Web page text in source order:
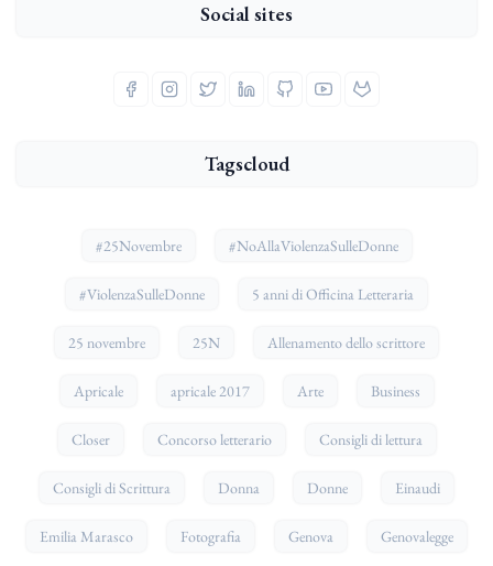
Social sites
Tagscloud
#25Novembre #NoAllaViolenzaSulleDonne
#ViolenzaSulleDonne 5 anni di Officina Letteraria
25 novembre 25N Allenamento dello scrittore
Apricale apricale 2017 Arte Business
Closer Concorso letterario Consigli di lettura
Consigli di Scrittura Donna Donne Einaudi
Emilia Marasco Fotografia Genova Genovalegge